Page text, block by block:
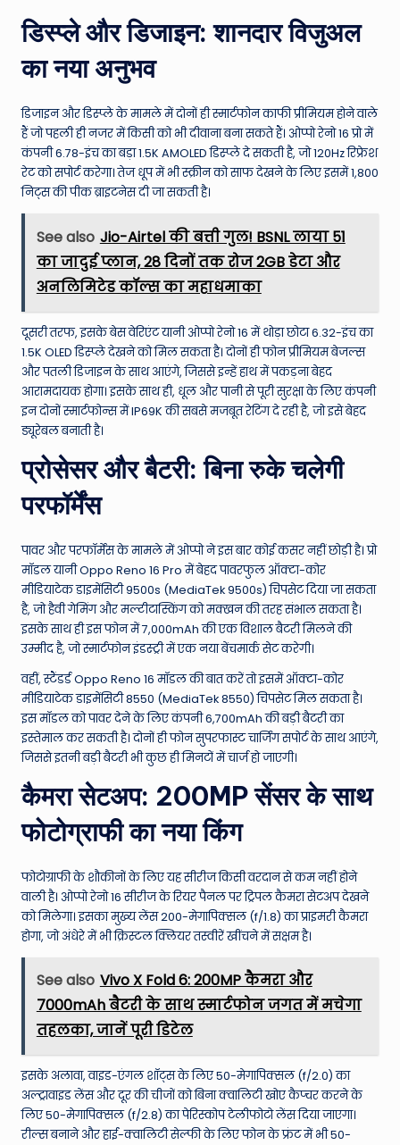
डिस्प्ले और डिजाइन: शानदार विजुअल
का नया अनुभव
डिजाइन और डिस्प्ले के मामले में दोनों ही स्मार्टफोन काफी प्रीमियम होने वाले
हैं जो पहली ही नजर में किसी को भी दीवाना बना सकते हैं। ओप्पो रेनो 16 प्रो में
कंपनी 6.78-इंच का बड़ा 1.5K AMOLED डिस्प्ले दे सकती है, जो 120Hz रिफ्रेश
रेट को सपोर्ट करेगा। तेज धूप में भी स्क्रीन को साफ देखने के लिए इसमें 1,800
निट्स की पीक ब्राइटनेस दी जा सकती है।
See also Jio-Airtel की बत्ती गुल! BSNL लाया ₹51
का जादुई प्लान, 28 दिनों तक रोज 2GB डेटा और
अनलिमिटेड कॉल्स का महाधमाका
दूसरी तरफ, इसके बेस वेरिएंट यानी ओप्पो रेनो 16 में थोड़ा छोटा 6.32-इंच का
1.5K OLED डिस्प्ले देखने को मिल सकता है। दोनों ही फोन प्रीमियम बेजल्स
और पतली डिजाइन के साथ आएंगे, जिससे इन्हें हाथ में पकड़ना बेहद
आरामदायक होगा। इसके साथ ही, धूल और पानी से पूरी सुरक्षा के लिए कंपनी
इन दोनों स्मार्टफोन्स में IP69K की सबसे मजबूत रेटिंग दे रही है, जो इसे बेहद
ड्यूरेबल बनाती है।
प्रोसेसर और बैटरी: बिना रुके चलेगी
परफॉर्मेंस
पावर और परफॉर्मेंस के मामले में ओप्पो ने इस बार कोई कसर नहीं छोड़ी है। प्रो
मॉडल यानी Oppo Reno 16 Pro में बेहद पावरफुल ऑक्टा-कोर
मीडियाटेक डाइमेंसिटी 9500s (MediaTek 9500s) चिपसेट दिया जा सकता
है, जो हैवी गेमिंग और मल्टीटास्किंग को मक्खन की तरह संभाल सकता है।
इसके साथ ही इस फोन में 7,000mAh की एक विशाल बैटरी मिलने की
उम्मीद है, जो स्मार्टफोन इंडस्ट्री में एक नया बेंचमार्क सेट करेगी।
वहीं, स्टैंडर्ड Oppo Reno 16 मॉडल की बात करें तो इसमें ऑक्टा-कोर
मीडियाटेक डाइमेंसिटी 8550 (MediaTek 8550) चिपसेट मिल सकता है।
इस मॉडल को पावर देने के लिए कंपनी 6,700mAh की बड़ी बैटरी का
इस्तेमाल कर सकती है। दोनों ही फोन सुपरफास्ट चार्जिंग सपोर्ट के साथ आएंगे,
जिससे इतनी बड़ी बैटरी भी कुछ ही मिनटों में चार्ज हो जाएगी।
कैमरा सेटअप: 200MP सेंसर के साथ
फोटोग्राफी का नया किंग
फोटोग्राफी के शौकीनों के लिए यह सीरीज किसी वरदान से कम नहीं होने
वाली है। ओप्पो रेनो 16 सीरीज के रियर पैनल पर ट्रिपल कैमरा सेटअप देखने
को मिलेगा। इसका मुख्य लेंस 200-मेगापिक्सल (f/1.8) का प्राइमरी कैमरा
होगा, जो अंधेरे में भी क्रिस्टल क्लियर तस्वीरें खींचने में सक्षम है।
See also Vivo X Fold 6: 200MP कैमरा और
7000mAh बैटरी के साथ स्मार्टफोन जगत में मचेगा
तहलका, जानें पूरी डिटेल
इसके अलावा, वाइड-एंगल शॉट्स के लिए 50-मेगापिक्सल (f/2.0) का
अल्ट्रावाइड लेंस और दूर की चीजों को बिना क्वालिटी खोए कैप्चर करने के
लिए 50-मेगापिक्सल (f/2.8) का पेरिस्कोप टेलीफोटो लेंस दिया जाएगा।
रील्स बनाने और हाई-क्वालिटी सेल्फी के लिए फोन के फ्रंट में भी 50-